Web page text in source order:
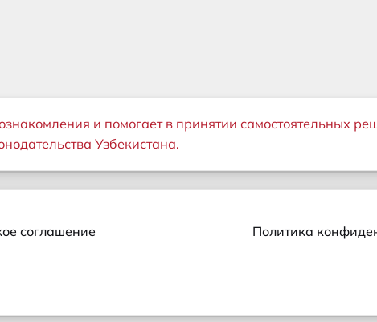
и помогает в принятии самостоятельных
Узбекистана.
соглашение Политика